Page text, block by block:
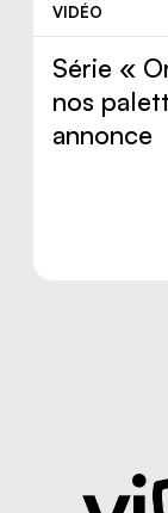
VIDÉO
Série «
nos
annonce